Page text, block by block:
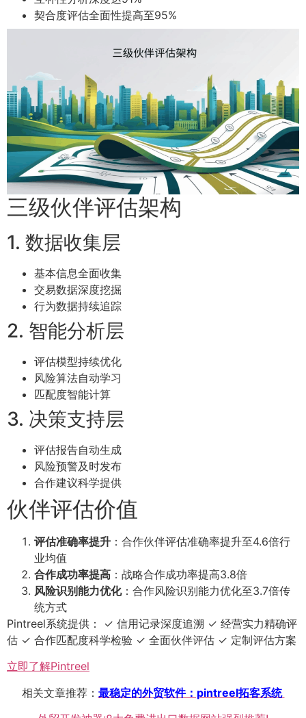
契合度评估全面性提高至95%
三级伙伴评估架构
1. 数据收集层
基本信息全面收集
交易数据深度挖掘
行为数据持续追踪
2. 智能分析层
评估模型持续优化
风险算法自动学习
匹配度智能计算
3. 决策支持层
评估报告自动生成
风险预警及时发布
合作建议科学提供
伙伴评估价值
评估准确率提升 ：合作伙伴评估准确率提升至4.6倍行
业均值
合作成功率提高 ：战略合作成功率提高3.8倍
风险识别能力优化：合作风险识别能力优化至3.7倍传
统方式
Pintreel系统提供： ✓ 信用记录深度追溯 ✓ 经营实力精确评
估 ✓ 合作匹配度科学检验 ✓ 全面伙伴评估 ✓ 定制评估方案
立即了解Pintreel
相关文章推荐： 最稳定的外贸软件：pintreel拓客系统